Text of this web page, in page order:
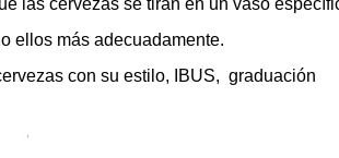
las cervezas se tiran en un vaso
ellos más adecuadamente.
con su estilo, IBUS, graduación